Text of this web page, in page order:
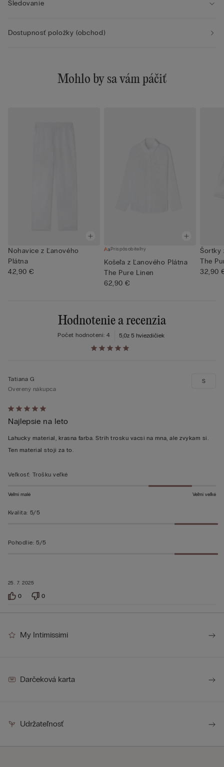
Sledovanie
Dostupnosť položky (obchod)
Mohlo by sa vám páčiť
Nohavice z Ľanového
Plátna
42,90 €
Prispôsobiteľný
Košeľa z Ľanového Plátna
The Pure Linen
62,90 €
Šortky
The
32,90
Hodnotenie a recenzia
5,0z 5 hviezdičiek
Počet hodnotení: 4
Hodnotenie:
5
z 5
25. 7. 2025
Tatiana G
Overený nákupca
Najlepsie na leto
Lahucky material, krasna farba. Strih trosku vacsi na mna, ale zvykam si.
Ten material stoji za to.
S
Veľkosť: Trošku veľké
Veľmi malé Veľmi veľké
Kvalita: 5/5
Pohodlie: 5/5
0 0
My Intimissimi
Darčeková karta
Udržateľnosť